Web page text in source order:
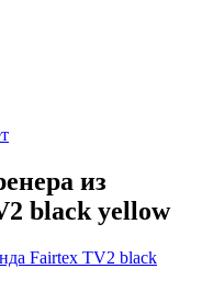
из
black yellow